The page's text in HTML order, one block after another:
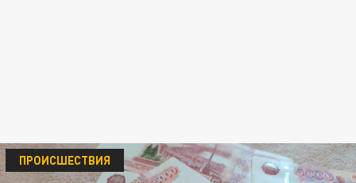
ПРОИСШЕСТВИЯ